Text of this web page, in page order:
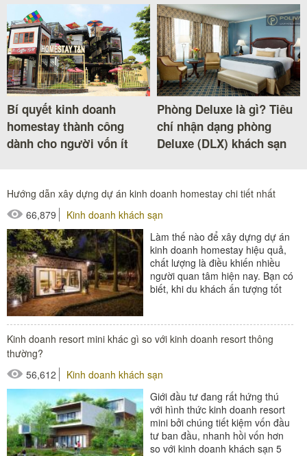
Bí quyết kinh doanh
homestay thành công
dành cho người vốn ít
Phòng Deluxe là gì? Tiêu
chí nhận dạng phòng
Deluxe (DLX) khách sạn
Hướng dẫn xây dựng dự án kinh doanh homestay chi tiết nhất
66,879
Kinh doanh khách sạn
Làm thế nào để xây dựng dự án
kinh doanh homestay hiệu quả,
chất lượng là điều khiến nhiều
người quan tâm hiện nay. Bạn có
biết, khi du khách ấn tượng tốt
#thiết bị sảnh - ngoại cảnh
Kinh doanh resort mini khác gì so với kinh doanh resort thông
thường?
56,612
Kinh doanh khách sạn
Giới đầu tư đang rất hứng thú
với hình thức kinh doanh resort
mini bởi chúng tiết kiệm vốn đầu
tư ban đầu, nhanh hồi vốn hơn
so với kinh doanh khách sạn 5